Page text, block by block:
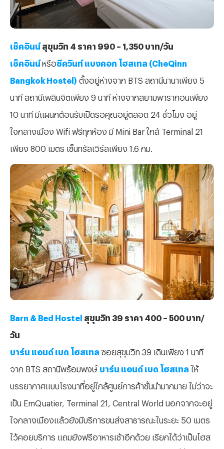
เช็คอินน์สุขุมวิท 4 ราคา 990 – 1,350 บาท/วัน
เช็คอินน์ หรือซีควินท์ แบงคอก โฮสเทล (CheQinn
Bangkok Hostel) ตั้งอยู่ห่างจาก BTS สถานีนานาเพียง 5
นาที สถานีเพลินจิตเพียง 9 นาที ห่างจากสยามพารากอนเพียง
10 นาที มีแผนกต้อนรับเปิดรอคุณอยู่ตลอด 24 ชั่วโมง อยู่
ใจกลางเมือง Wifi ฟรีทุกห้อง มี Mini Bar ใกล้ Terminal 21
เพียง 800 เมตร เซ็นทรัลเวิร์ลเพียง 1.6 กม.
Barn & Bed Hostel สุขุมวิท 39 ราคา 400 – 500 บาท/
วัน
บาร์น แอนด์ เบด โฮสเทล ซอยสุขุมวิท 39 เดินเพียง 1 นาที
จาก BTS สถานีพร้อมพงษ์ บาร์น แอนด์ เบด โฮสเทล ให้
บรรยากาศแบบโรงนาที่อยู่ใกล้ศูนย์การค้าชั้นนำมากมาย ไม่ว่าจะ
เป็น EmQuatier, Terminal 21, Central World นอกจากจะอยู่
ใจกลางเมืองแล้วยังมีบริการขนส่งสาธารณะในระยะ 50 เมตร
ไว้คอยบริการ แถมยังฟรีอาหารเช้าอีกด้วย เรียกได้ว่าเป็นโฮส